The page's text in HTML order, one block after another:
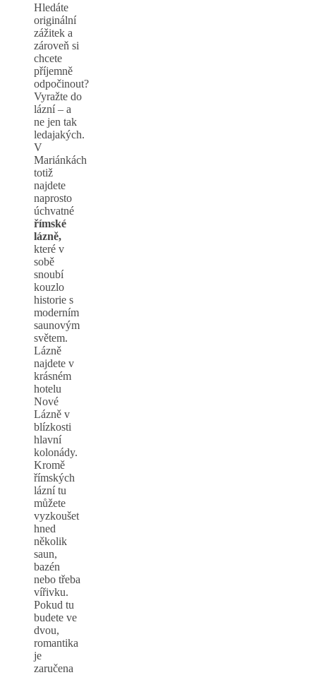
Hledáte
originální
zážitek a
zároveň si
chcete
příjemně
odpočinout?
Vyražte do
lázní – a
ne jen tak
ledajakých.
V
Mariánkách
totiž
najdete
naprosto
úchvatné
římské
lázně,
které v
sobě
snoubí
kouzlo
historie s
moderním
saunovým
světem.
Lázně
najdete v
krásném
hotelu
Nové
Lázně v
blízkosti
hlavní
kolonády.
Kromě
římských
lázní tu
můžete
vyzkoušet
hned
několik
saun,
bazén
nebo třeba
vířivku.
Pokud tu
budete ve
dvou,
romantika
je
zaručena